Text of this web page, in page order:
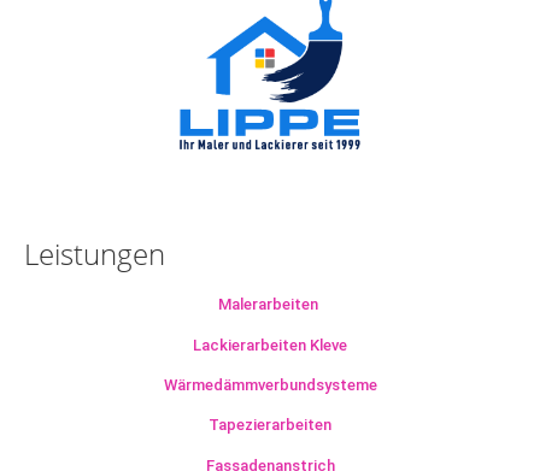
Leistungen
Malerarbeiten
Lackierarbeiten Kleve
Wärmedämmverbundsysteme
Tapezierarbeiten
Fassadenanstrich